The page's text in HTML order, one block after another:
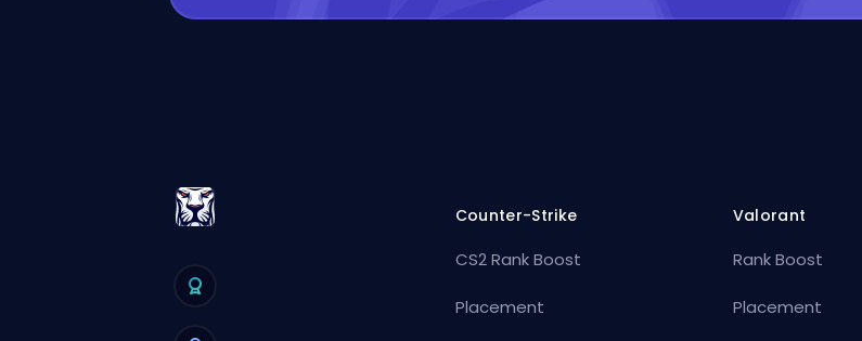
Counter-Strike
CS2 Rank Boost
Placement
Valorant
Rank Boost
Placement